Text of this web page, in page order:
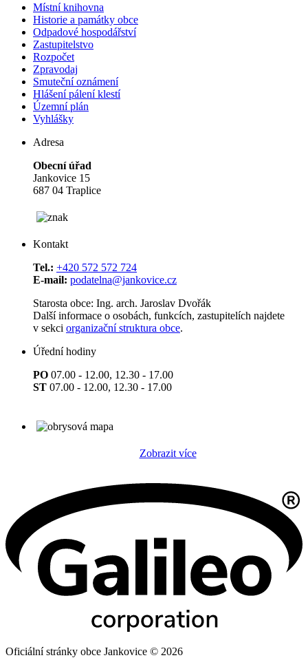
Místní knihovna
Historie a památky obce
Odpadové hospodářství
Zastupitelstvo
Rozpočet
Zpravodaj
Smuteční oznámení
Hlášení pálení klestí
Územní plán
Vyhlášky
Adresa
Obecní úřad
Jankovice 15
687 04 Traplice
Kontakt
Tel.: +420 572 572 724
E-mail: podatelna@jankovice.cz
Starosta obce: Ing. arch. Jaroslav Dvořák
Další informace o osobách, funkcích, zastupitelích najdete
v sekci organizační struktura obce.
Úřední hodiny
PO 07.00 - 12.00, 12.30 - 17.00
ST 07.00 - 12.00, 12.30 - 17.00
Zobrazit více
Oficiální stránky obce Jankovice © 2026